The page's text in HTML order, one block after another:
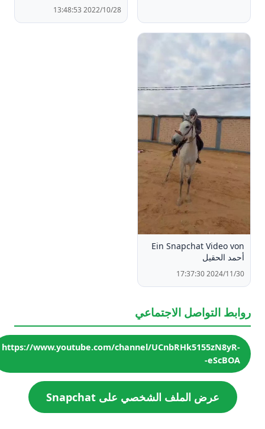
2022/10/28 13:48:53
Ein Snapchat Video von
أحمد الحقيل
2024/11/30 17:37:30
روابط التواصل الاجتماعي
https://www.youtube.com/channel/UCnbRHk5155zN8yR-
-eScBOA
عرض الملف الشخصي على Snapchat